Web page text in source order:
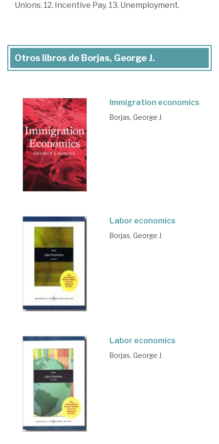
Unions. 12. Incentive Pay. 13. Unemployment.
Otros libros de Borjas, George J.
Immigration economics
Borjas, George J.
Labor economics
Borjas, George J.
Labor economics
Borjas, George J.